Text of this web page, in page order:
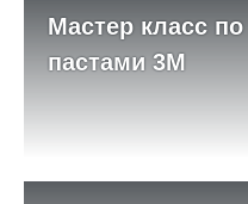
Мастер класс
пастами 3М